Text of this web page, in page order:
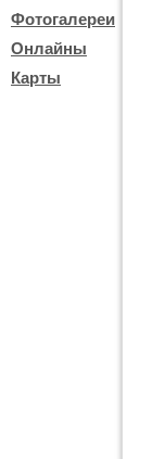
Фотогалереи
Онлайны
Карты